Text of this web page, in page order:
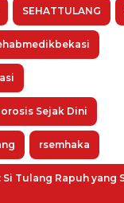
SEHATTULANG
Sejak Dini
rsemhaka
Tulang Rapuh yang